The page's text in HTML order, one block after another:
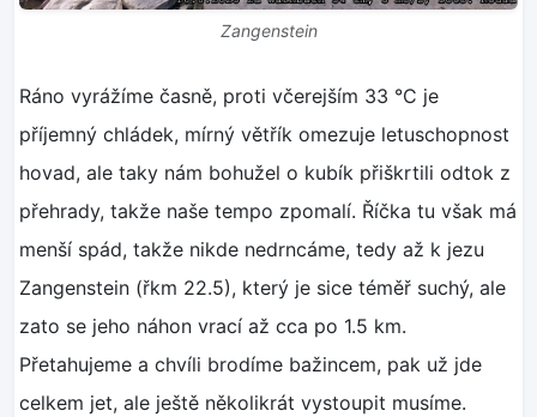
Zangenstein
Ráno vyrážíme časně, proti včerejším 33 °C je
příjemný chládek, mírný větřík omezuje letuschopnost
hovad, ale taky nám bohužel o kubík přiškrtili odtok z
přehrady, takže naše tempo zpomalí. Říčka tu však má
menší spád, takže nikde nedrncáme, tedy až k jezu
Zangenstein (řkm 22.5), který je sice téměř suchý, ale
zato se jeho náhon vrací až cca po 1.5 km.
Přetahujeme a chvíli brodíme bažincem, pak už jde
celkem jet, ale ještě několikrát vystoupit musíme.